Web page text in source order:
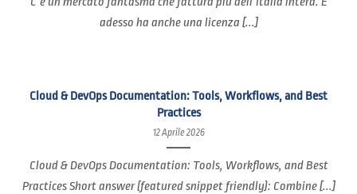
adesso ha anche una licenza [...]
Cloud & DevOps Documentation: Tools, Workflows, and Best
Practices
12 Aprile 2026
Cloud & DevOps Documentation: Tools, Workflows, and Best
Practices Short answer (featured snippet friendly): Combine [...]